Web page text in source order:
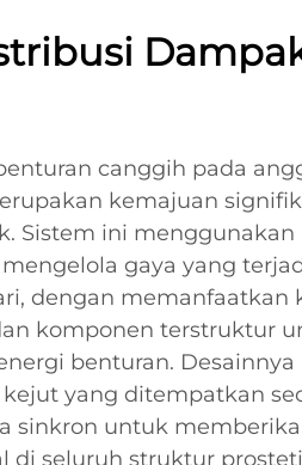
canggih pada
kemajuan
Sistem ini menggunakan
gaya yang
dengan memanfaatkan
komponen terstruktur
benturan.
yang ditempatkan
sinkron untuk
di seluruh struktur